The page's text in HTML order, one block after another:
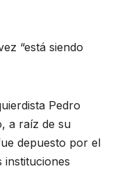
“está siendo
Pedro
a raíz de su
depuesto por el
instituciones